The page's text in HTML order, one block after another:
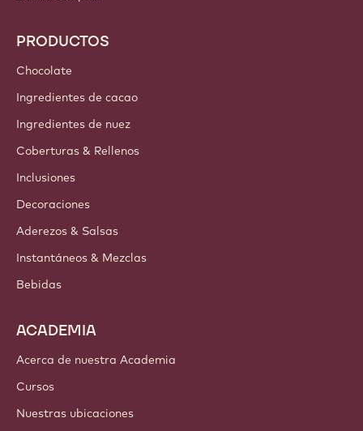
PRODUCTOS
Chocolate
Ingredientes de cacao
Ingredientes de nuez
Coberturas & Rellenos
Inclusiones
Decoraciones
Aderezos & Salsas
Instantáneos & Mezclas
Bebidas
ACADEMIA
Acerca de nuestra Academia
Cursos
Nuestras ubicaciones